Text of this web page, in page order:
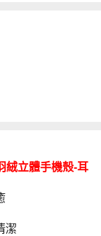
絨立體手機殼-耳
潔